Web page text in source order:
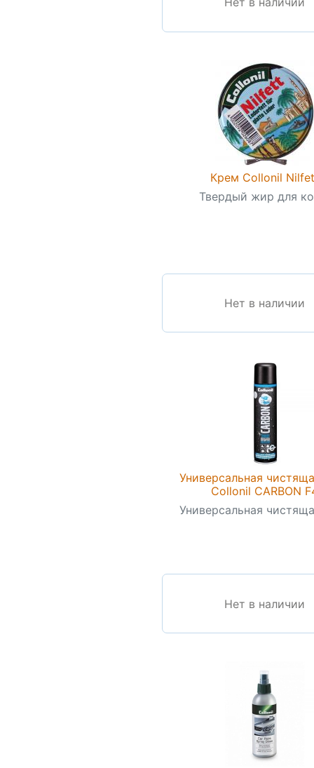
Крем Collonil
Твердый жир для
Нет в наличии
Универсальная
Collonil CARBON
Универсальная
Нет в наличии